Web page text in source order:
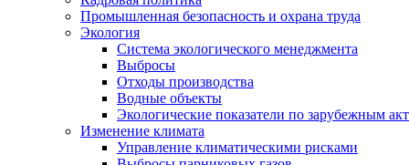
Промышленная безопасность и охрана труда
Экология
Система экологического менеджмента
Выбросы
Отходы производства
Водные объекты
Экологические показатели по зарубежным
Изменение климата
Управление климатическими рисками